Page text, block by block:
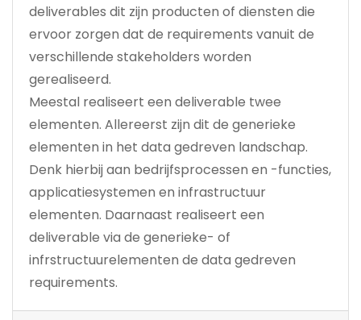
deliverables dit zijn producten of diensten die
ervoor zorgen dat de requirements vanuit de
verschillende stakeholders worden
gerealiseerd.
Meestal realiseert een deliverable twee
elementen. Allereerst zijn dit de generieke
elementen in het data gedreven landschap.
Denk hierbij aan bedrijfsprocessen en -functies,
applicatiesystemen en infrastructuur
elementen. Daarnaast realiseert een
deliverable via de generieke- of
infrstructuurelementen de data gedreven
requirements.